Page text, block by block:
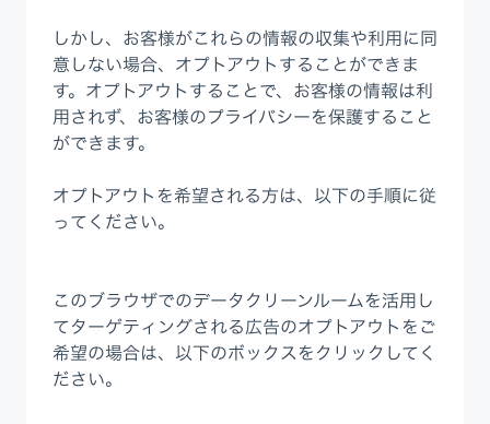
しかし、お客様がこれらの情報の収集や利用に同
意しない場合、オプトアウトすることができま
す。オプトアウトすることで、お客様の情報は利
用されず、お客様のプライバシーを保護すること
ができます。
オプトアウトを希望される方は、以下の手順に従
ってください。
このブラウザでのデータクリーンルームを活用し
てターゲティングされる広告のオプトアウトをご
希望の場合は、以下のボックスをクリックしてく
ださい。